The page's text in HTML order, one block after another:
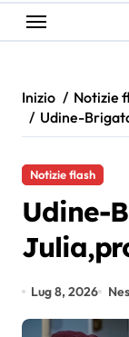
Inizio
Notizie
Udine-
Notizie flash
Udine-
Lug 8, 2026